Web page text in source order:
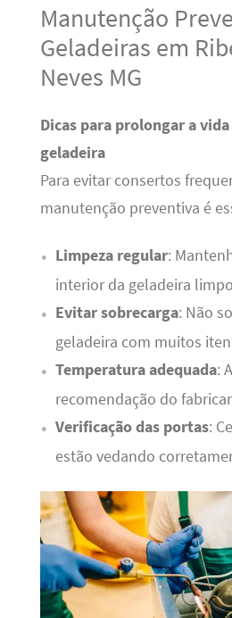
Manutenção
Geladeiras em
Neves MG
Dicas para prolongar a
geladeira
Para evitar consertos
manutenção preventiva é
Limpeza regular:
interior da geladeira
Evitar sobrecarga: Não
geladeira com muitos
Temperatura adequada:
recomendação do
Verificação das portas:
estão vedando